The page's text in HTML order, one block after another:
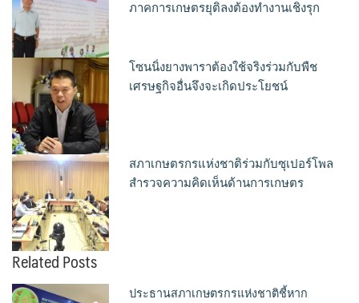
ภาคการเกษตรยุติลงต้องทำงานเชิงรุก
โซนนิ่งยางพาราต้องใช้จริงร่วมกับพืช
เศรษฐกิจอื่นจึงจะเกิดประโยชน์
สภาเกษตรกรแห่งชาติร่วมกับซุเปอร์โพล
สำรวจความคิดเห็นด้านการเกษตร
Related Posts
ประธานสภาเกษตรกรแห่งชาติชี้หาก